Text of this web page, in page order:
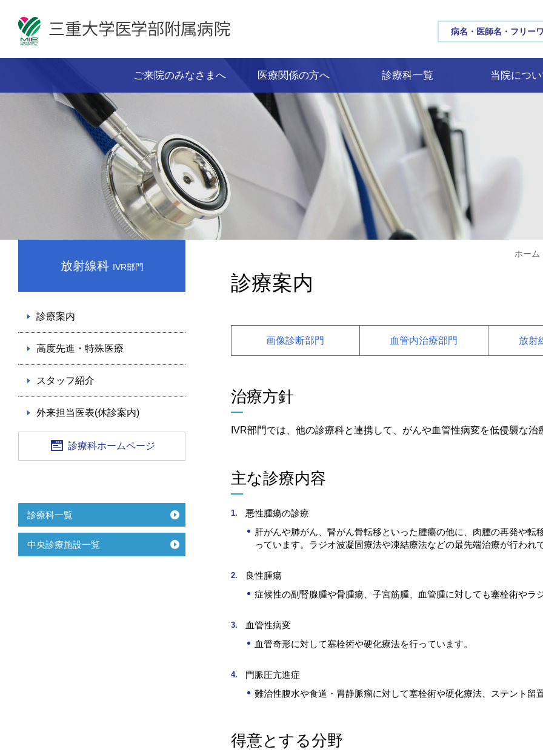
三重大学病院 MIE
ご来院のみなさまへ 医療関係の方へ 診療科一覧 当院につ
放射線科 IVR部門
診療案内
高度先進・特殊医療
スタッフ紹介
外来担当医表(休診案内)
診療科ホームページ
診療科一覧
中央診療施設一覧
ホーム
診療案内
画像診断部門 血管内治療部門 放射
治療方針
IVR部門では、他の診療科と連携して、がんや血管性病変を低侵襲な
主な診療内容
悪性腫瘍の診療
肝がんや肺がん、腎がん骨転移といった腫瘍の他に、肉腫の再発や
っています。ラジオ波凝固療法や凍結療法などの最先端治療が行われ
良性腫瘍
症候性の副腎腺腫や骨腫瘍、子宮筋腫、血管腫に対しても塞栓術やラ
血管性病変
血管奇形に対して塞栓術や硬化療法を行っています。
門脈圧亢進症
難治性腹水や食道・胃静脈瘤に対して塞栓術や硬化療法、ステント留
得意とする分野